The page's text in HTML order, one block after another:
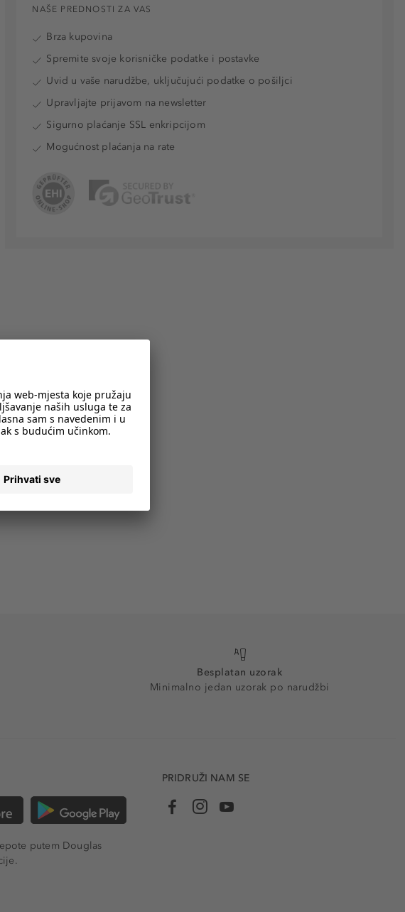
NAŠE PREDNOSTI ZA VAS
Brza kupovina
Spremite svoje korisničke podatke i postavke
Uvid u vaše narudžbe, uključujući podatke o pošiljci
Upravljajte prijavom na newsletter
Sigurno plaćanje SSL enkripcijom
Mogućnost plaćanja na rate
Besplatan uzorak
Minimalno jedan uzorak po narudžbi
putem Douglas
PRIDRUŽI NAM SE